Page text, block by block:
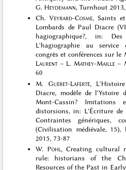
G. Heydemann, Turnhout
Ch.Veyrard-Cosme, Saints
Lombards de Paul Diacre
hagiographique?, in:
L'hagiographie au service
congrès et conférences sur le
Laurent– L. Mathey-Maille –
60
M. Guéret-Laferté,
Diacre, modèle de l'Ystoire
Mont-Cassin? Imitations
distorsions, in: L'Écriture
Contraintes génériques,
(Civilisation médiévale,
2015, 73-87
W. Pohl, Creating cultural
rule: historians of the
Resources of the Past in